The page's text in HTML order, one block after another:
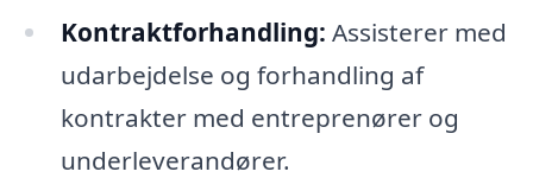
Kontraktforhandling: Assisterer med
udarbejdelse og forhandling af
kontrakter med entreprenører og
underleverandører.